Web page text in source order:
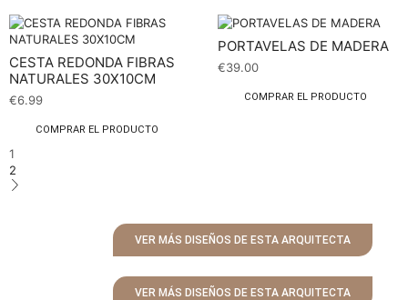
CESTA REDONDA FIBRAS
NATURALES 30X10CM
€6.99
COMPRAR EL PRODUCTO
PORTAVELAS DE MADERA
€39.00
COMPRAR EL PRODUCTO
1
2
VER MÁS DISEÑOS DE ESTA ARQUITECTA
VER MÁS DISEÑOS DE ESTA ARQUITECTA